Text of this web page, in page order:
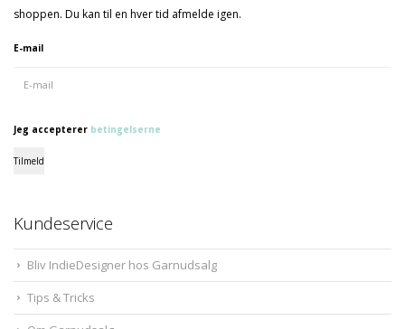
shoppen. Du kan til en hver tid afmelde igen.
E-mail
Jeg accepterer betingelserne
Tilmeld
Kundeservice
Bliv IndieDesigner hos Garnudsalg
Tips & Tricks